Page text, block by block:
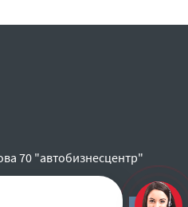
70 "автобизнесцентр"